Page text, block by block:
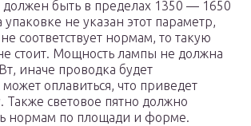
быть в пределах 1350 — 1650
не указан этот параметр,
соответствует нормам, то такую
стоит. Мощность лампы не должна
иначе проводка будет
оплавиться, что приведет
Также световое пятно должно
нормам по площади и форме.